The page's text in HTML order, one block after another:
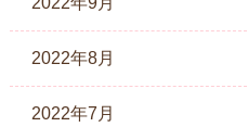
2022年8月
2022年7月